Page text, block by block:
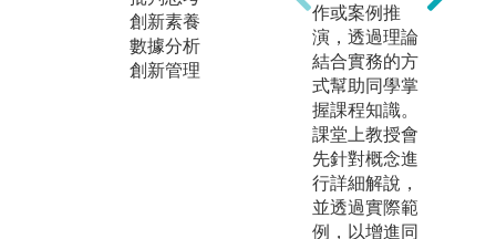
創新素養
數據分析
創新管理
國際學院的專
業師資團隊致
力於卓越與創
新的教學模
式，以互動教
學的方式提供
學生更多發
問、討論及實
作的機會，讓
作或案例推
演，透過理論
結合實務的方
式幫助同學掌
握課程知識。
課堂上教授會
先針對概念進
行詳細解說，
並透過實際範
例，以增進同